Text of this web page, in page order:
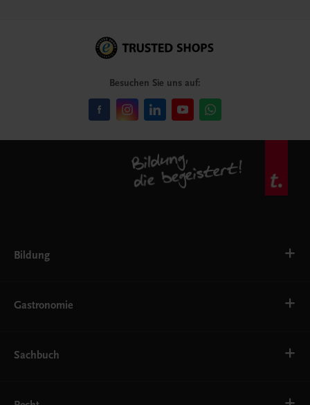
Besuchen Sie uns auf:
Bildung
AHS
EWF/ZWF
FW
Gastronomie
Getränke
Service
Sachbuch